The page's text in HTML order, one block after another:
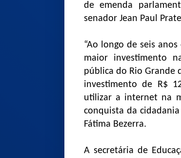
de emenda
senador Jean Paul
“Ao longo de seis
maior investimento
pública do Rio Grande
investimento de R$
utilizar a internet na
conquista da
Fátima Bezerra.
A secretária de